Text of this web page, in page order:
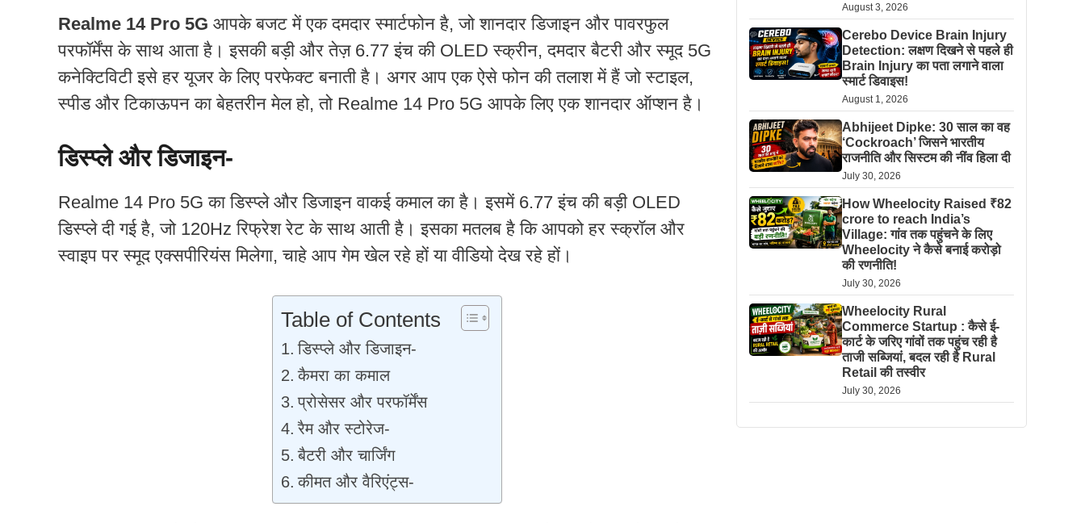
Realme 14 Pro 5G आपके बजट में एक दमदार स्मार्टफोन है, जो शानदार डिजाइन और पावरफुल
परफॉर्मेंस के साथ आता है। इसकी बड़ी और तेज़ 6.77 इंच की OLED स्क्रीन, दमदार बैटरी और स्मूद 5G
कनेक्टिविटी इसे हर यूजर के लिए परफेक्ट बनाती है। अगर आप एक ऐसे फोन की तलाश में हैं जो स्टाइल,
स्पीड और टिकाऊपन का बेहतरीन मेल हो, तो Realme 14 Pro 5G आपके लिए एक शानदार ऑप्शन है।
डिस्प्ले और डिजाइन-
Realme 14 Pro 5G का डिस्प्ले और डिजाइन वाकई कमाल का है। इसमें 6.77 इंच की बड़ी OLED
डिस्प्ले दी गई है, जो 120Hz रिफ्रेश रेट के साथ आती है। इसका मतलब है कि आपको हर स्क्रॉल और
स्वाइप पर स्मूद एक्सपीरियंस मिलेगा, चाहे आप गेम खेल रहे हों या वीडियो देख रहे हों।
Table of Contents
डिस्प्ले और डिजाइन-
कैमरा का कमाल
प्रोसेसर और परफॉर्मेंस
रैम और स्टोरेज-
बैटरी और चार्जिंग
कीमत और वैरिएंट्स-
August 3, 2026
Cerebo Device Brain Injury
Detection: लक्षण दिखने से पहले ही
Brain Injury का पता लगाने वाला
स्मार्ट डिवाइस!
August 1, 2026
Abhijeet Dipke: 30 साल का वह
‘Cockroach’ जिसने भारतीय
राजनीति और सिस्टम की नींव हिला दी
July 30, 2026
How Wheelocity Raised ₹82
crore to reach India’s
Village: गांव तक पहुंचने के लिए
Wheelocity ने कैसे बनाई करोड़ो
की रणनीति!
July 30, 2026
Wheelocity Rural
Commerce Startup : कैसे ई-
कार्ट के जरिए गांवों तक पहुंच रही है
ताजी सब्जियां, बदल रही है Rural
Retail की तस्वीर
July 30, 2026